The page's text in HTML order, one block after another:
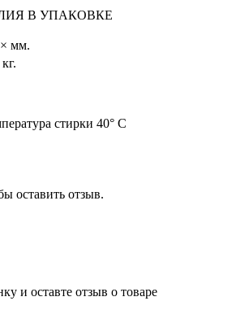
В УПАКОВКЕ
мм.
стирки 40° С
оставить отзыв.
и оставте отзыв о товаре